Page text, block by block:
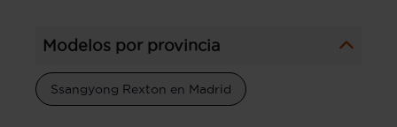
Modelos por provincia
Ssangyong Rexton en Madrid